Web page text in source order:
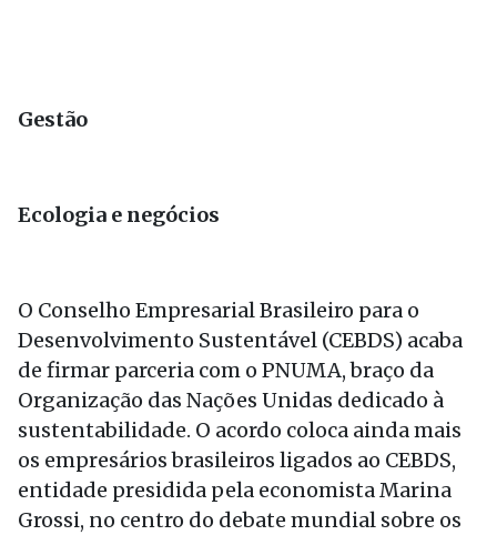
Gestão
Ecologia e negócios
O Conselho Empresarial Brasileiro para o
Desenvolvimento Sustentável (CEBDS) acaba
de firmar parceria com o PNUMA, braço da
Organização das Nações Unidas dedicado à
sustentabilidade. O acordo coloca ainda mais
os empresários brasileiros ligados ao CEBDS,
entidade presidida pela economista Marina
Grossi, no centro do debate mundial sobre os